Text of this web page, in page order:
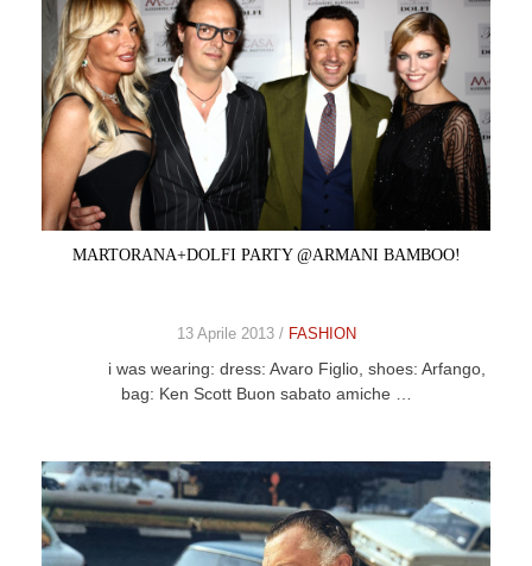
MARTORANA+DOLFI PARTY @ARMANI BAMBOO!
13 Aprile 2013 / FASHION
i was wearing: dress: Avaro Figlio, shoes: Arfango,
bag: Ken Scott Buon sabato amiche …